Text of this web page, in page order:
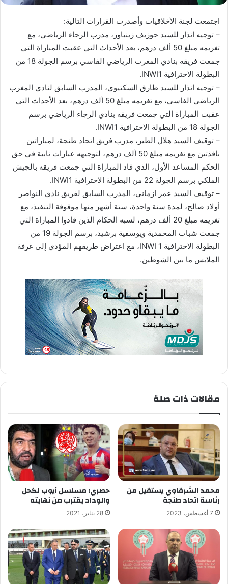
و
ي
ا
اجتمعت لجنة الأخلاقيات وأصدرت القرارات التالية:
– توجيه انذار للسيد جوزيف زينباور، مدرب الرجاء الرياضي، مع
تغريمه مبلغ 50 ألف درهم، بعد الأحداث التي عقبت المباراة التي
جمعت فريقه بنادي المغرب الرياضي الفاسي برسم الجولة 18 من
البطولة الاحترافية INWI1.
– توجيه انذار للسيد طارق السكتيوي، المدرب السابق لنادي المغرب
الرياضي الفاسي، مع تغريمه مبلغ 50 ألف درهم، بعد الأحداث التي
عقبت المباراة التي جمعت فريقه بنادي الرجاء الرياضي برسم
الجولة 18 من البطولة الاحترافية INWI1.
– توقيف السيد هلال الطير، مدرب فريق اتحاد طنجة، لمباراتين
نافذتين مع تغريمه مبلغ 50 ألف درهم، لتوجيهه عبارات نابية في حق
الحكم المساعد الأول، الذي قاد المباراة التي جمعت فريقه بالجيش
الملكي برسم الجولة 22 من البطولة الاحترافية INWI1.
– توقيف السيد عمر ازماني، المدرب السابق لفريق نادي النواصر
أولاد صالح، لمدة سنة واحدة، ستة أشهر منها موقوفة التنفيذ، مع
تغريمه مبلغ 20 ألف درهم، لسبه الحكام الذين قادوا المباراة التي
جمعت شباب المحمدية ويوسفية برشيد، برسم الجولة 19 من
البطولة الاحترافية INWI 1، مع اعتراض طريقهم المؤدي إلى غرفة
الملابس ما بين الشوطين.
مقالات ذات صلة
محمد الشرقاوي يستقيل من
رئاسة اتحاد طنجة
7 أغسطس، 2023
حصري: مسلسل أيوب لكحل
والوداد يقترب من نهايته
28 يناير، 2021